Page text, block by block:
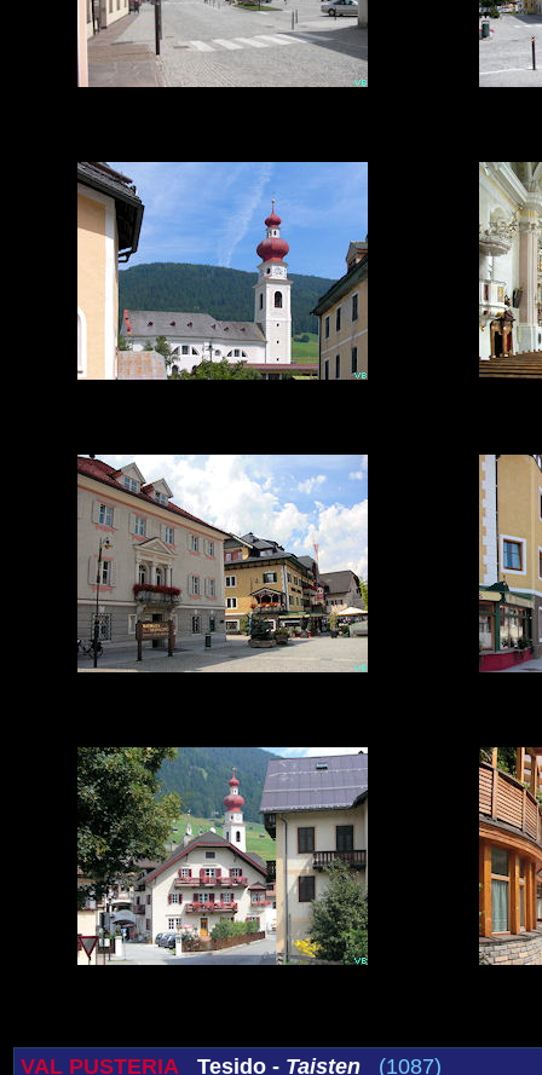
VAL PUSTERIA Tesido - Taisten (1087)